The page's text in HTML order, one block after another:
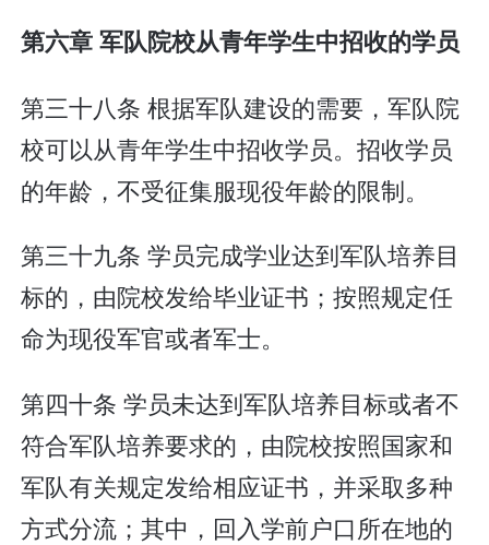
第六章 军队院校从青年学生中招收的学员
第三十八条 根据军队建设的需要，军队院
校可以从青年学生中招收学员。招收学员
的年龄，不受征集服现役年龄的限制。
第三十九条 学员完成学业达到军队培养目
标的，由院校发给毕业证书；按照规定任
命为现役军官或者军士。
第四十条 学员未达到军队培养目标或者不
符合军队培养要求的，由院校按照国家和
军队有关规定发给相应证书，并采取多种
方式分流；其中，回入学前户口所在地的